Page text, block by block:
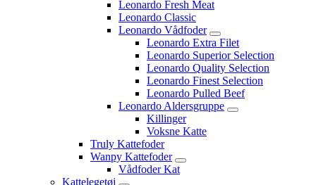
Leonardo Fresh Meat
Leonardo Classic
Leonardo Vådfoder
Leonardo Extra Filet
Leonardo Superior Selection
Leonardo Quality Selection
Leonardo Finest Selection
Leonardo Pulled Beef
Leonardo Aldersgruppe
Killinger
Voksne Katte
Truly Kattefoder
Wanpy Kattefoder
Vådfoder Kat
Kattelegetøj